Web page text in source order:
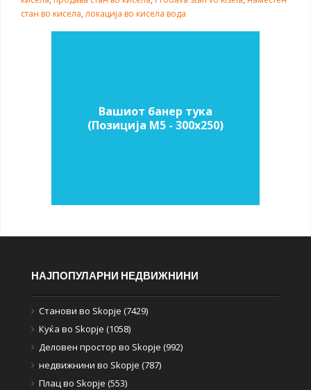
стан во кисела, локација во кисела вода
Вашиот банер тука
(Позиција M5 - 300х250)
НАЈПОПУЛАРНИ НЕДВИЖНИНИ
Станови во Skopje (7429)
Куќа во Skopje (1058)
Деловен простор во Skopje (992)
недвижнини во Skopje (787)
Плац во Skopje (553)